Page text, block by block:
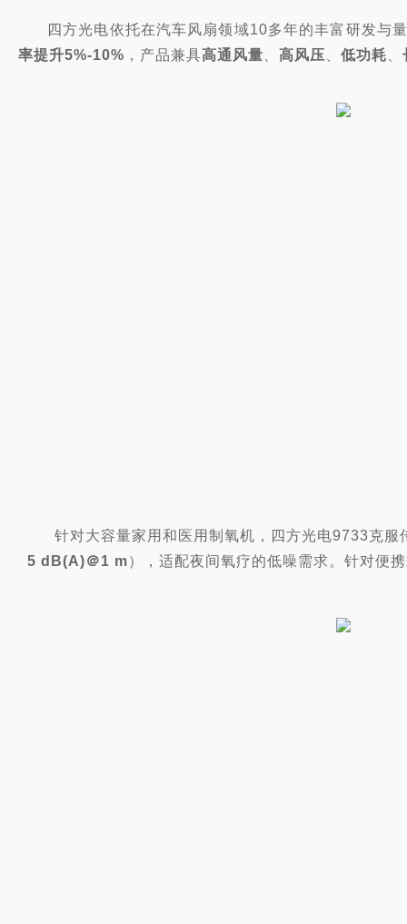
四方光电依托在汽车风扇领域10多年的丰富研发与
率提升5%-10% ，产品兼具高通风量 高风压 低功耗
针对大容量家 用和医用制氧机，四方光电9733克
5 dB(A)＠1 m）， 适配夜间氧疗的低噪需求。针对便